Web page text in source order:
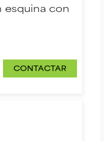
esquina con
CONTACTAR